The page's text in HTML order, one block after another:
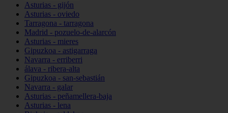
Asturias - gijón
Asturias - oviedo
Tarragona - tarragona
Madrid - pozuelo-de-alarcón
Asturias - mieres
Gipuzkoa - astigarraga
Navarra - erriberri
álava - ribera-alta
Gipuzkoa - san-sebastián
Navarra - galar
Asturias - peñamellera-baja
Asturias - lena